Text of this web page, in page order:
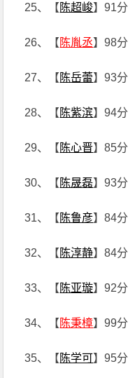
25、【 陈超峻】91分
26、【 陈胤丞】98分
27、【 陈岳蕾】93分
28、【 陈紫滨】94分
29、【 陈心晋】85分
30、【 陈晟磊】93分
31、【 陈鲁彦】84分
32、【 陈淳静】84分
33、【 陈亚璇】92分
34、【 陈秉樟】99分
35、【 陈学可】95分